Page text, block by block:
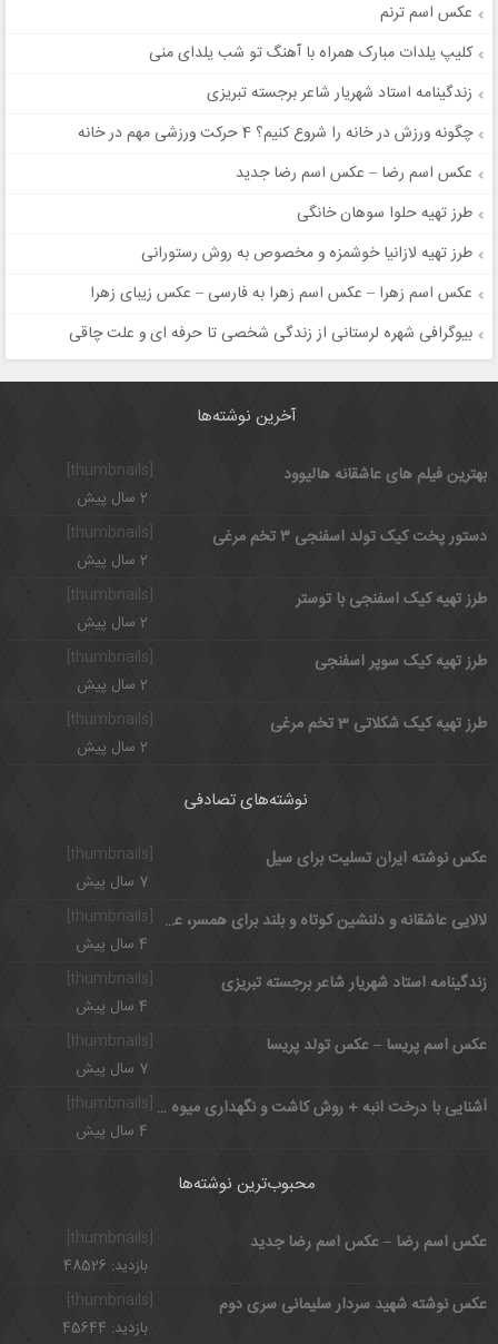
عکس اسم ترنم
کلیپ‌ یلدات مبارک همراه با آهنگ تو شب یلدای منی
زندگینامه استاد شهریار شاعر برجسته تبریزی
چگونه ورزش در خانه را شروع کنیم؟ 4 حرکت ورزشی مهم در خانه
عکس اسم رضا – عکس اسم رضا جدید
طرز تهیه حلوا سوهان خانگی
طرز تهیه لازانیا خوشمزه و مخصوص به روش رستورانی
عکس اسم زهرا – عکس اسم زهرا به فارسی – عکس زیبای زهرا
بیوگرافی شهره لرستانی از زندگی شخصی تا حرفه ای و علت چاقی
آخرین نوشته‌ها
بهترین فیلم های عاشقانه هالیوود
2 سال پیش
[thumbnails]
دستور پخت کیک تولد اسفنجی ۳ تخم مرغی
2 سال پیش
طرز تهیه کیک اسفنجی با توستر
2 سال پیش
[thumbnails]
طرز تهیه کیک سوپر اسفنجی
2 سال پیش
طرز تهیه کیک شکلاتی 3 تخم مرغی
2 سال پیش
نوشته‌های تصادفی
[thumbnails] عکس نوشته ایران تسلیت برای سیل
7 سال پیش
لالایی عاشقانه و دلنشین کوتاه و بلند برای همسر، عشق و کودک
4 سال پیش
[thumbnails]
زندگینامه استاد شهریار شاعر برجسته تبریزی
4 سال پیش
عکس اسم پریسا – عکس تولد پریسا
7 سال پیش
آشنایی با درخت انبه + روش کاشت و نگهداری میوه انبه
4 سال پیش
محبوب‌ترین نوشته‌ها
عکس اسم رضا – عکس اسم رضا جدید
بازدید: 48526
[thumbnails]
عکس نوشته شهید سردار سلیمانی سری دوم
بازدید: 45644